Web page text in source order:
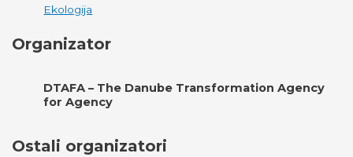
Ekologija
Organizator
DTAFA – The Danube Transformation Agency
for Agency
Ostali organizatori